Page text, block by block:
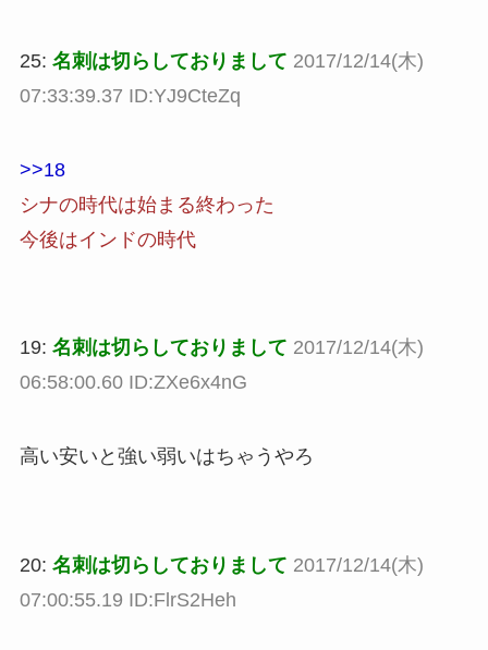
25: 名刺は切らしておりまして 2017/12/14(木)
07:33:39.37 ID:YJ9CteZq
>>18
シナの時代は始まる終わった
今後はインドの時代
19: 名刺は切らしておりまして 2017/12/14(木)
06:58:00.60 ID:ZXe6x4nG
高い安いと強い弱いはちゃうやろ
20: 名刺は切らしておりまして 2017/12/14(木)
07:00:55.19 ID:FlrS2Heh